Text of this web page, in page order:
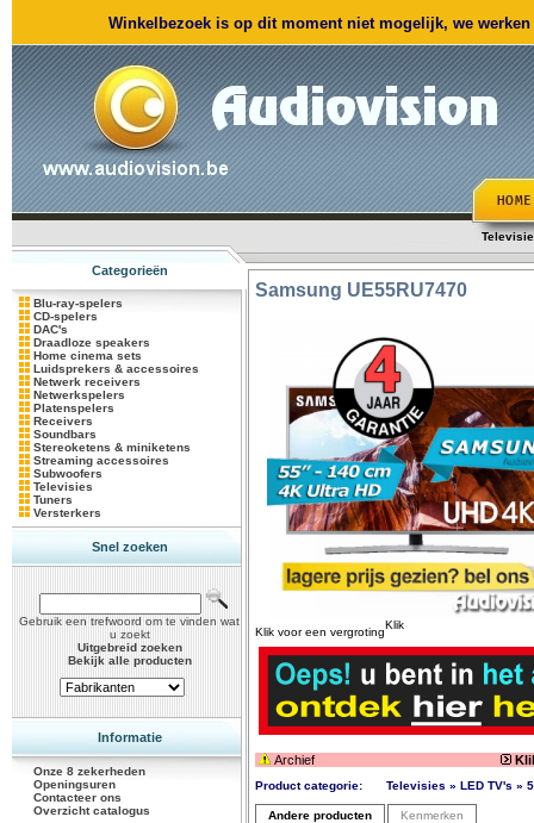
Winkelbezoek is op dit moment niet mogelijk, we
Categorieën
Blu-ray-spelers
CD-spelers
DAC's
Draadloze speakers
Home cinema sets
Luidsprekers & accessoires
Netwerk receivers
Netwerkspelers
Platenspelers
Receivers
Soundbars
Stereoketens & miniketens
Streaming accessoires
Subwoofers
Televisies
Tuners
Versterkers
Snel zoeken
Gebruik een trefwoord om te vinden wat
u zoekt
Uitgebreid zoeken
Bekijk alle producten
Informatie
Onze 8 zekerheden
Openingsuren
Contacteer ons
Overzicht catalogus
Samsung UE55RU7470
Klik voor een vergroting
Archief
Product categorie: Televisies » LED TV's »
Andere producten Kenmerken